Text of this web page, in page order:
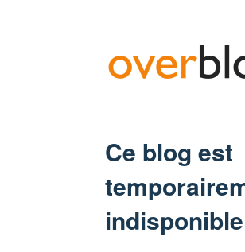
Ce blog est
indisponible